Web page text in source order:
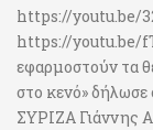
https://youtu.be/
https://youtu.be/
εφαρμοστούν τα
στο κενό»
ΣΥΡΙΖΑ Γιάννης